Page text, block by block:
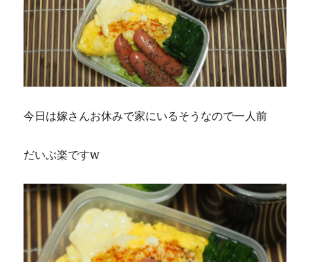
今日は嫁さんお休みで家にいるそうなので一人前
だいぶ楽ですw